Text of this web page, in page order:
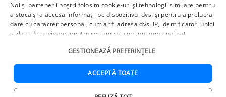
© 2000 - 2026 S.C. BITFACTOR S.R.L.
Noi și partenerii noștri folosim cookie-uri și tehnologii similare pentru
a stoca și a accesa informații pe dispozitivul dvs. și pentru a prelucra
date cu caracter personal, cum ar fi adresa dvs. IP, identificatori unici
și date de navigare, pentru reclame și conținut personalizat,
îmbunătățirea serviciilor.Furnizori terți (225)pot, de asemenea,
prelucra datele dvs. în aceste și alte scopuri, inclusiv folosind date
precise de geolocalizare și caracteristici ale dispozitivului. Opțiunile
dvs. se aplică doar acestui site web. Unii furnizori se pot baza pe
interes legitim în loc de consimțământ; aveți dreptul să vă opuneți în
GESTIONEAZĂ PREFERINȚELE
ACCEPTĂ TOATE